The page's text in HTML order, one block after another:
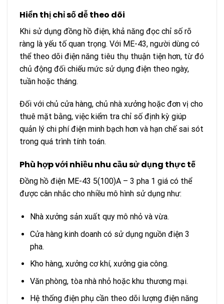
Hiển thị chỉ số dễ theo dõi
Khi sử dụng đồng hồ điện, khả năng đọc chỉ số rõ
ràng là yếu tố quan trọng. Với ME-43, người dùng có
thể theo dõi điện năng tiêu thụ thuận tiện hơn, từ đó
chủ động đối chiếu mức sử dụng điện theo ngày,
tuần hoặc tháng.
Đối với chủ cửa hàng, chủ nhà xưởng hoặc đơn vị cho
thuê mặt bằng, việc kiểm tra chỉ số định kỳ giúp
quản lý chi phí điện minh bạch hơn và hạn chế sai sót
trong quá trình tính toán.
Phù hợp với nhiều nhu cầu sử dụng thực tế
Đồng hồ điện ME-43 5(100)A – 3 pha 1 giá có thể
được cân nhắc cho nhiều mô hình sử dụng như:
Nhà xưởng sản xuất quy mô nhỏ và vừa.
Cửa hàng kinh doanh có sử dụng nguồn điện 3
pha.
Kho hàng, xưởng cơ khí, xưởng gia công.
Văn phòng, tòa nhà nhỏ hoặc khu thương mại.
Hệ thống điện phụ cần theo dõi lượng điện năng